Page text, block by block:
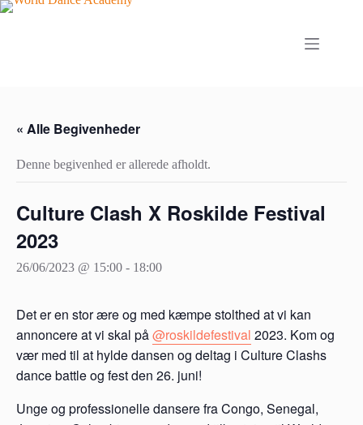
Fortsæt
« Alle Begivenheder
Denne begivenhed er allerede afholdt.
Culture Clash X Roskilde Festival
2023
26/06/2023 @ 15:00 - 18:00
Det er en stor ære og med kæmpe stolthed at vi kan
annoncere at vi skal på@roskildefestival 2023. Kom og
vær med til at hylde dansen og deltag i Culture Clashs
dance battle og fest den 26. juni!
Unge og professionelle dansere fra Congo, Senegal,